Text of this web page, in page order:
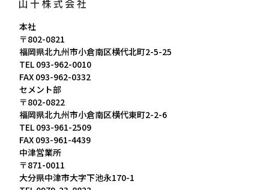
本社
〒802-0821
福岡県北九州市小倉南区横代北町2-5-25
TEL 093-962-0010
FAX 093-962-0332
セメント部
〒802-0822
福岡県北九州市小倉南区横代東町2-2-6
TEL 093-961-2509
FAX 093-961-4439
中津営業所
〒871-0011
大分県中津市大字下池永170-1